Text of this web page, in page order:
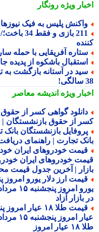
ویژهرونگار
پلیس به فیک نیوزها و
آفریقایی با حمله
باشکوه از پدیده
در آستانه بازگشت به
ویژهاندیشه معاصر
گواهی کسر از حقوق
از حقوق بازنشستگان |
بازنشستگان بانک
تجارت | راهنمای
| آخرین جدول قیمت
آزاد
امروز